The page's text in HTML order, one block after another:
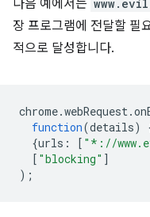
다음 예에서는
장 프로그램에 전달할 필
적으로 달성합니다.
chrome.webRequest.
function(details)
{urls : [ "*://
[ "blocking" ]
);